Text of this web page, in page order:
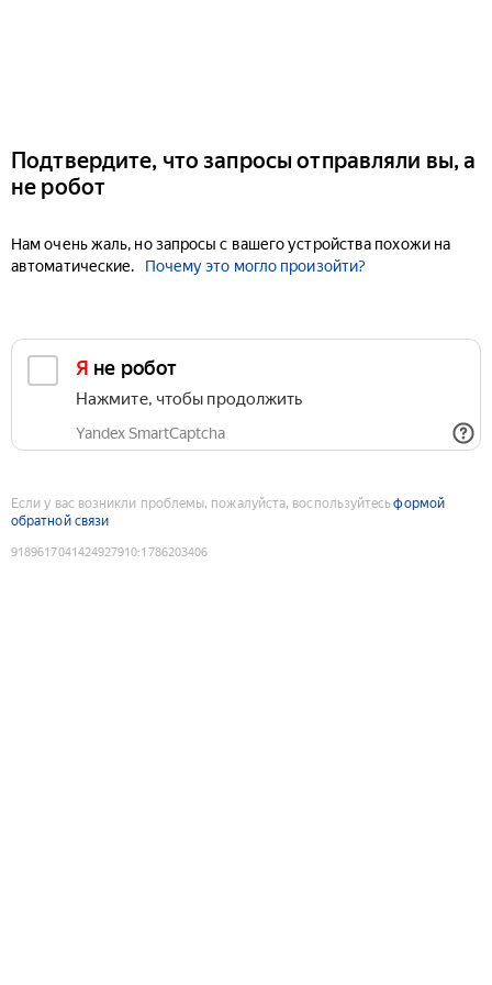
Подтвердите, что запросы отправляли вы, а
не робот
Нам очень жаль, но запросы с вашего устройства похожи на
автоматические.
Почему это могло произойти?
Я не робот
Нажмите, чтобы продолжить
Yandex SmartCaptcha
Если у вас возникли проблемы, пожалуйста, воспользуйтесьформой
обратной связи
9189617041424927910:1786203406